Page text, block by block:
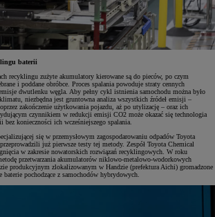
baterii
recyklingu zużyte akumulatory kierowane są do pieców, po czym
i poddane obróbce. Proces spalania powoduje straty cennych
dwutlenku węgla. Aby pełny cykl istnienia samochodu można było
niezbędna jest gruntowna analiza wszystkich źródeł emisji –
zakończenie użytkowania pojazdu, aż po utylizację – oraz ich
czynnikiem w redukcji emisji CO2 może okazać się technologia
konieczności ich wcześniejszego spalania.
się w przemysłowym zagospodarowaniu odpadów Toyota
już pierwsze testy tej metody. Zespół Toyota Chemical
w zakresie nowatorskich rozwiązań recyklingowych. W roku
przetwarzania akumulatorów niklowo-metalowo-wodorkowych
produkcyjnym zlokalizowanym w Handzie (prefektura Aichi) gromadzone
baterie pochodzące z samochodów hybrydowych.